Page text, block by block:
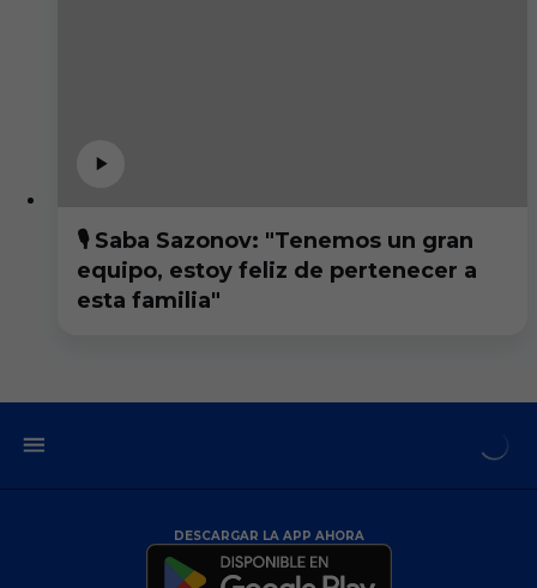
🎙️ Saba Sazonov: "Tenemos un gran
equipo, estoy feliz de pertenecer a
esta familia"
DESCARGAR LA APP AHORA